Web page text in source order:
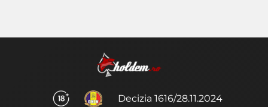
Decizia 1616/28.11.2024